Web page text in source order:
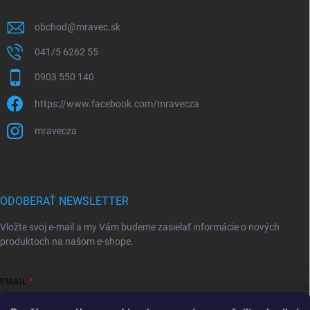
obchod@mravec.sk
041/5 6262 55
0903 550 140
https://www.facebook.com/mravecza
mravecza
ODOBERAŤ NEWSLETTER
Vložte svoj e-mail a my Vám budeme zasielať informácie o nových
produktoch na našom e-shope.
EMAIL